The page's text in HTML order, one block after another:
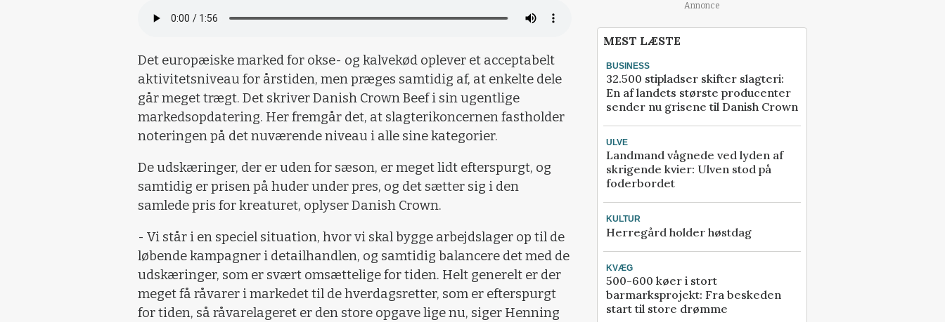
Det europæiske marked for okse- og kalvekød oplever et acceptabelt
aktivitetsniveau for årstiden, men præges samtidig af, at enkelte dele
går meget trægt. Det skriver Danish Crown Beef i sin ugentlige
markedsopdatering. Her fremgår det, at slagterikoncernen fastholder
noteringen på det nuværende niveau i alle sine kategorier.
De udskæringer, der er uden for sæson, er meget lidt efterspurgt, og
samtidig er prisen på huder under pres, og det sætter sig i den
samlede pris for kreaturet, oplyser Danish Crown.
- Vi står i en speciel situation, hvor vi skal bygge arbejdslager op til de
løbende kampagner i detailhandlen, og samtidig balancere det med de
udskæringer, som er svært omsættelige for tiden. Helt generelt er der
meget få råvarer i markedet til de hverdagsretter, som er efterspurgt
for tiden, så råvarelageret er den store opgave lige nu, siger Henning
Annonce
MEST LÆSTE
BUSINESS
32.500 stipladser skifter slagteri:
En af landets største producenter
sender nu grisene til Danish Crown
ULVE
Landmand vågnede ved lyden af
skrigende kvier: Ulven stod på
foderbordet
KULTUR
Herregård holder høstdag
KVÆG
500-600 køer i stort
barmarksprojekt: Fra beskeden
start til store drømme